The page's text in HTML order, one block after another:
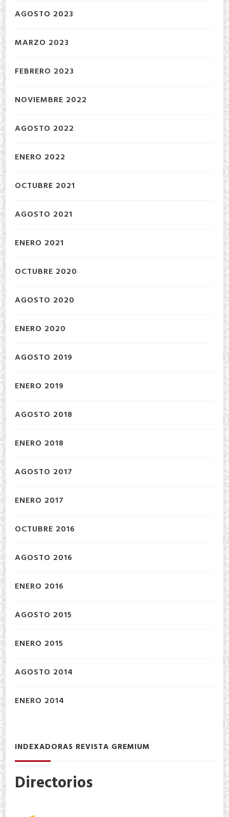
AGOSTO 2023
MARZO 2023
FEBRERO 2023
NOVIEMBRE 2022
AGOSTO 2022
ENERO 2022
OCTUBRE 2021
AGOSTO 2021
ENERO 2021
OCTUBRE 2020
AGOSTO 2020
ENERO 2020
AGOSTO 2019
ENERO 2019
AGOSTO 2018
ENERO 2018
AGOSTO 2017
ENERO 2017
OCTUBRE 2016
AGOSTO 2016
ENERO 2016
AGOSTO 2015
ENERO 2015
AGOSTO 2014
ENERO 2014
INDEXADORAS REVISTA GREMIUM
Directorios